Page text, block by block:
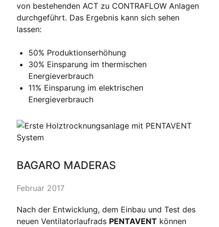
von bestehenden ACT zu CONTRAFLOW Anlagen
durchgeführt. Das Ergebnis kann sich sehen
lassen:
50% Produktionserhöhung
30% Einsparung im thermischen
Energieverbrauch
11% Einsparung im elektrischen
Energieverbrauch
BAGARO MADERAS
Februar 2017
Nach der Entwicklung, dem Einbau und Test des
neuen Ventilatorlaufrads PENTAVENT können